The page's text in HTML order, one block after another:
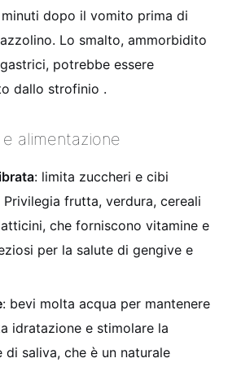
dopo il vomito prima di
Lo smalto, ammorbidito
potrebbe essere
dallo strofinio .
alimentazione
: limita zuccheri e cibi
Privilegia frutta, verdura, cereali
che forniscono vitamine e
per la salute di gengive e
: bevi molta acqua per mantenere
idratazione e stimolare la
di saliva, che è un naturale